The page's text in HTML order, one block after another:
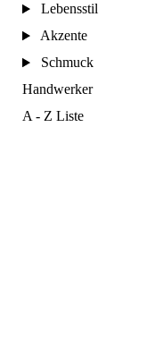
Lebensstil
Akzente
Schmuck
Handwerker
A - Z Liste